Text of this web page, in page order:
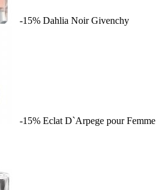
-15% Dahlia Noir Givenchy
-15% Eclat D`Arpege pour Femme